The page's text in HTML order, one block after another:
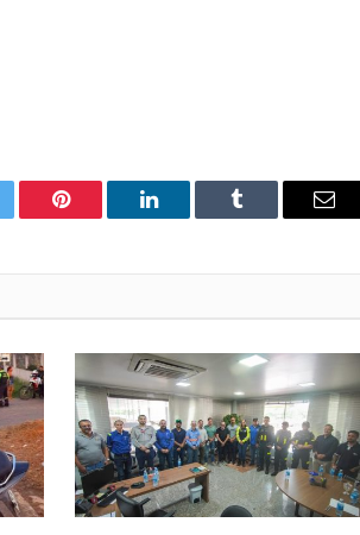
Pinterest LinkedIn Tumblr
E-